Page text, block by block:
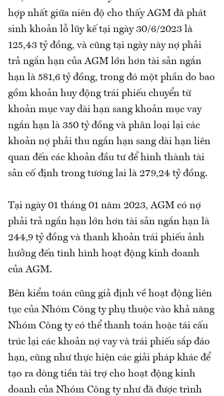
hợp nhất giữa niên độ cho thấy AGM đã phát
sinh khoản lỗ lũy kế tại ngày 30/6/2023 là
125,43 tỷ đồng, và cũng tại ngày này nợ phải
trả ngắn hạn của AGM lớn hơn tài sản ngắn
hạn là 581,6 tỷ đồng, trong đó một phần do bao
gồm khoản huy động trái phiếu chuyển từ
khoản mục vay dài hạn sang khoản mục vay
ngắn hạn là 350 tỷ đồng và phân loại lại các
khoản nợ phải thu ngắn hạn sang dài hạn liên
quan đến các khoản đầu tư để hình thành tài
sản cố định trong tương lai là 279,24 tỷ đồng.
Tại ngày 01 tháng 01 năm 2023, AGM có nợ
phải trả ngắn hạn lớn hơn tài sản ngắn hạn là
244,9 tỷ đồng và thanh khoản trái phiếu ảnh
hưởng đến tình hình hoạt động kinh doanh
của AGM.
Bên kiểm toán cũng giả định về hoạt động liên
tục của Nhóm Công ty phụ thuộc vào khả năng
Nhóm Công ty có thể thanh toán hoặc tái cấu
trúc lại các khoản nợ vay và trái phiếu sắp đáo
hạn, cũng như thực hiện các giải pháp khác để
tạo ra dòng tiền tài trợ cho hoạt động kinh
doanh của Nhóm Công ty như đã được trình